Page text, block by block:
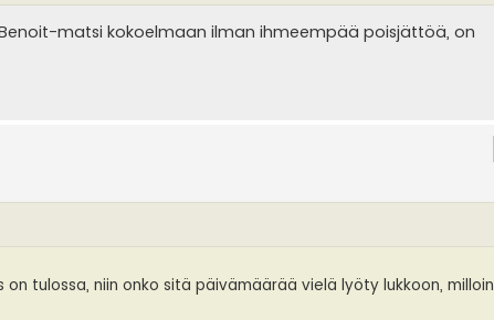
matsi kokoelmaan ilman ihmeempää poisjättöä, on
tulossa, niin onko sitä päivämäärää vielä lyöty lukkoon, milloin